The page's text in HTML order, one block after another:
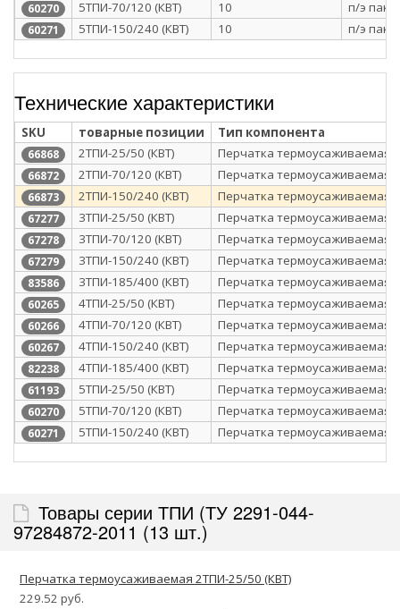
60270 5ТПИ-70/120 (КВТ) 10 п/э
60271 5ТПИ-150/240 (КВТ) 10 п/э
Технические характеристики
SKU товарные позиции Тип компонента
66868 2ТПИ-25/50 (КВТ) Перчатка термоусаживаемая
66872 2ТПИ-70/120 (КВТ) Перчатка термоусаживаемая
66873 2ТПИ-150/240 (КВТ) Перчатка термоусаживаемая
67277 3ТПИ-25/50 (КВТ) Перчатка термоусаживаемая
67278 3ТПИ-70/120 (КВТ) Перчатка термоусаживаемая
67279 3ТПИ-150/240 (КВТ) Перчатка термоусаживаемая
83586 3ТПИ-185/400 (КВТ) Перчатка термоусаживаемая
60265 4ТПИ-25/50 (КВТ) Перчатка термоусаживаемая
60266 4ТПИ-70/120 (КВТ) Перчатка термоусаживаемая
60267 4ТПИ-150/240 (КВТ) Перчатка термоусаживаемая
82238 4ТПИ-185/400 (КВТ) Перчатка термоусаживаемая
61193 5ТПИ-25/50 (КВТ) Перчатка термоусаживаемая
60270 5ТПИ-70/120 (КВТ) Перчатка термоусаживаемая
60271 5ТПИ-150/240 (КВТ) Перчатка термоусаживаемая
Товары серии ТПИ (ТУ 2291-044-
97284872-2011 (13 шт.)
Перчатка термоусаживаемая 2ТПИ-25/50 (КВТ)
229.52 руб.